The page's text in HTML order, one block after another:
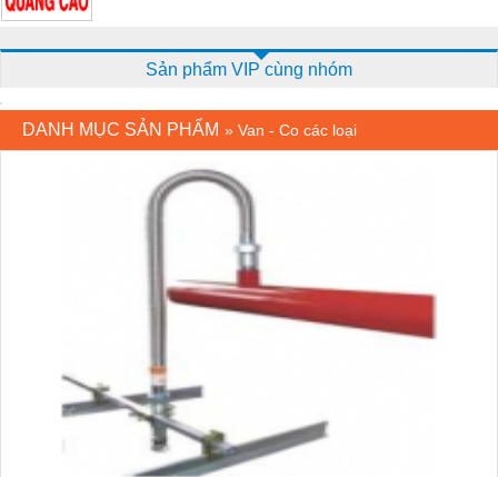
Sản phẩm VIP cùng nhóm
DANH MỤC SẢN PHẨM » Van - Co các loại